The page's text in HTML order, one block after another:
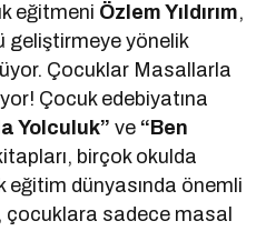
eğitmeni Özlem Yıldırım,
geliştirmeye yönelik
Çocuklar Masallarla
Çocuk edebiyatına
Yolculuk” ve “Ben
birçok okulda
dünyasında önemli
çocuklara sadece masal